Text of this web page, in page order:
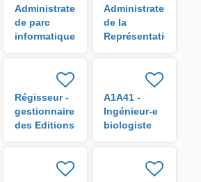
Administrateur
de parc
informatique
Administrateur
de la
Représentation
Régisseur -
gestionnaire
des Editions
A1A41 -
Ingénieur-e
biologiste